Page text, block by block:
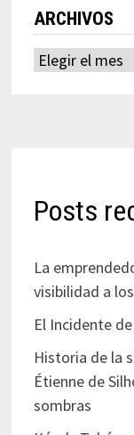
ARCHIVOS
Archivos
Posts
La
visibilidad a
El Incidente
Historia de la
Étienne de
sombras